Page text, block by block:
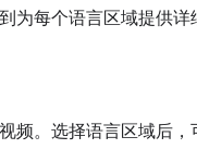
为每个语言区域提供详
频。选择语言区域后